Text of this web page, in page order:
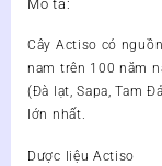
Mô tả:
Cây Actiso có
nam trên 100 năm
(Đà lạt, Sapa, Tam
lớn nhất.
Dược liệu Actiso